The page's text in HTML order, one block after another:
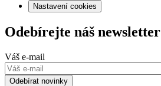
Nastavení cookies
Odebírejte náš newsletter
Váš e-mail
Odebírat novinky